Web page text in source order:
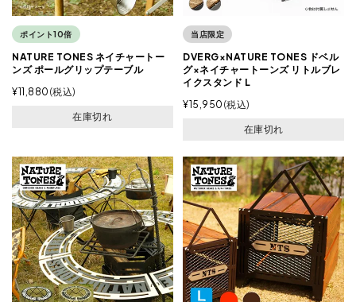
ポイント10倍
NATURE TONES ネイチャートー
ンズ ポールグリップテーブル
¥11,880 税込
在庫切れ
当店限定
DVERG×NATURE TONES ドベル
グ×ネイチャートーンズ リトルブレ
イクスタンド L
¥15,950 税込
在庫切れ